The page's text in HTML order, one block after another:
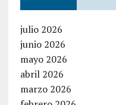
julio 2026
junio 2026
mayo 2026
abril 2026
marzo 2026